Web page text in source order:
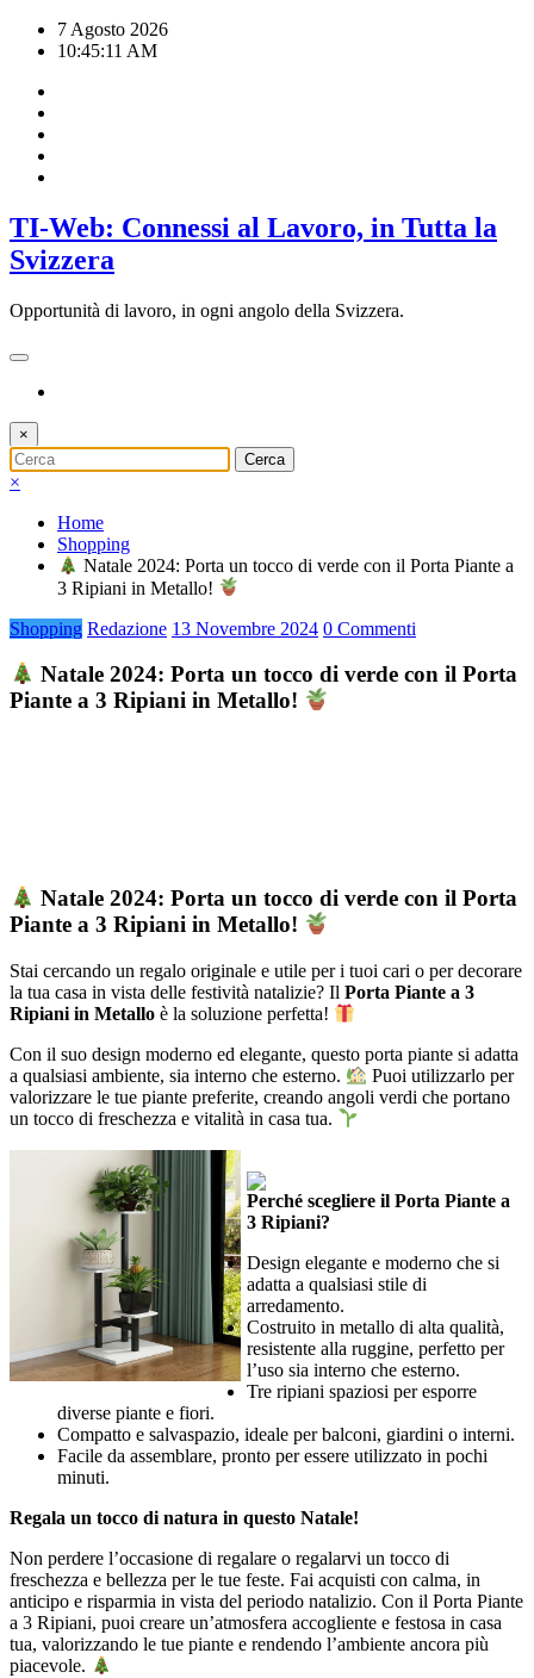
7 Agosto 2026
10:45:12 AM
TI-Web: Connessi al Lavoro, in Tutta la
Svizzera
Opportunità di lavoro, in ogni angolo della Svizzera.
×
×
Home
Shopping
Natale 2024: Porta un tocco di verde con il Porta Piante a
3 Ripiani in Metallo!
Shopping Redazione 13 Novembre 2024 0 Commenti
Natale 2024: Porta un tocco di verde con il Porta
Piante a 3 Ripiani in Metallo!
Natale 2024: Porta un tocco di verde con il Porta
Piante a 3 Ripiani in Metallo!
Stai cercando un regalo originale e utile per i tuoi cari o per decorare
la tua casa in vista delle festività natalizie? Il Porta Piante a 3
Ripiani in Metallo è la soluzione perfetta!
Con il suo design moderno ed elegante, questo porta piante si adatta
a qualsiasi ambiente, sia interno che esterno.
Puoi utilizzarlo per
valorizzare le tue piante preferite, creando angoli verdi che portano
un tocco di freschezza e vitalità in casa tua.
Perché scegliere il Porta Piante a
3 Ripiani?
Design elegante e moderno che si
adatta a qualsiasi stile di
arredamento.
Costruito in metallo di alta qualità,
resistente alla ruggine, perfetto per
l’uso sia interno che esterno.
Tre ripiani spaziosi per esporre
diverse piante e fiori.
Compatto e salvaspazio, ideale per balconi, giardini o interni.
Facile da assemblare, pronto per essere utilizzato in pochi
minuti.
Regala un tocco di natura in questo Natale!
Non perdere l’occasione di regalare o regalarvi un tocco di
freschezza e bellezza per le tue feste. Fai acquisti con calma, in
anticipo e risparmia in vista del periodo natalizio. Con il Porta Piante
a 3 Ripiani, puoi creare un’atmosfera accogliente e festosa in casa
tua, valorizzando le tue piante e rendendo l’ambiente ancora più
piacevole.